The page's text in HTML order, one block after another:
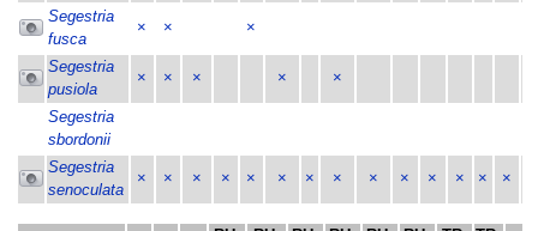
Segestria
fusca
× × ×
Segestria
pusiola
× × × × ×
Segestria
sbordonii
Segestria
senoculata
× × × × × × × × × × × × × ×